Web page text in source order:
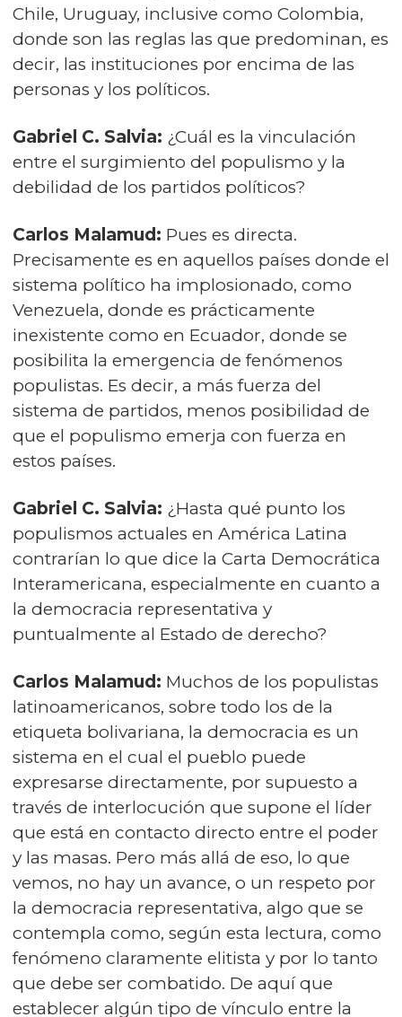
Chile, Uruguay, inclusive como Colombia,
donde son las reglas las que predominan, es
decir, las instituciones por encima de las
personas y los políticos.
Gabriel C. Salvia: ¿Cuál es la vinculación
entre el surgimiento del populismo y la
debilidad de los partidos políticos?
Carlos Malamud: Pues es directa.
Precisamente es en aquellos países donde el
sistema político ha implosionado, como
Venezuela, donde es prácticamente
inexistente como en Ecuador, donde se
posibilita la emergencia de fenómenos
populistas. Es decir, a más fuerza del
sistema de partidos, menos posibilidad de
que el populismo emerja con fuerza en
estos países.
Gabriel C. Salvia: ¿Hasta qué punto los
populismos actuales en América Latina
contrarían lo que dice la Carta Democrática
Interamericana, especialmente en cuanto a
la democracia representativa y
puntualmente al Estado de derecho?
Carlos Malamud: Muchos de los populistas
latinoamericanos, sobre todo los de la
etiqueta bolivariana, la democracia es un
sistema en el cual el pueblo puede
expresarse directamente, por supuesto a
través de interlocución que supone el líder
que está en contacto directo entre el poder
y las masas. Pero más allá de eso, lo que
vemos, no hay un avance, o un respeto por
la democracia representativa, algo que se
contempla como, según esta lectura, como
fenómeno claramente elitista y por lo tanto
que debe ser combatido. De aquí que
establecer algún tipo de vínculo entre la